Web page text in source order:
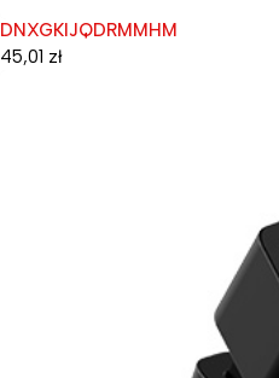
DNXGKIJQDRMMHM
45,01 zł